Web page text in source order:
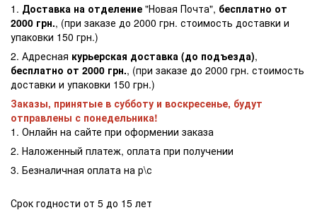
1. Доставка на отделение "Новая Почта", бесплатно от
2000 грн., (при заказе до 2000 грн. стоимость доставки и
упаковки 150 грн.)
2. Адресная курьерская доставка (до подъезда),
бесплатно от 2000 грн., (при заказе до 2000 грн. стоимость
доставки и упаковки 150 грн.)
Заказы, принятые в субботу и воскресенье, будут
отправлены с понедельника!
1. Онлайн на сайте при оформении заказа
2. Наложенный платеж, оплата при получении
3. Безналичная оплата на р\с
Срок годности от 5 до 15 лет